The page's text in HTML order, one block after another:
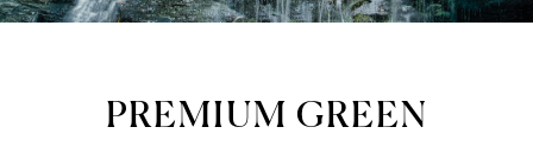
PREMIUM GREEN